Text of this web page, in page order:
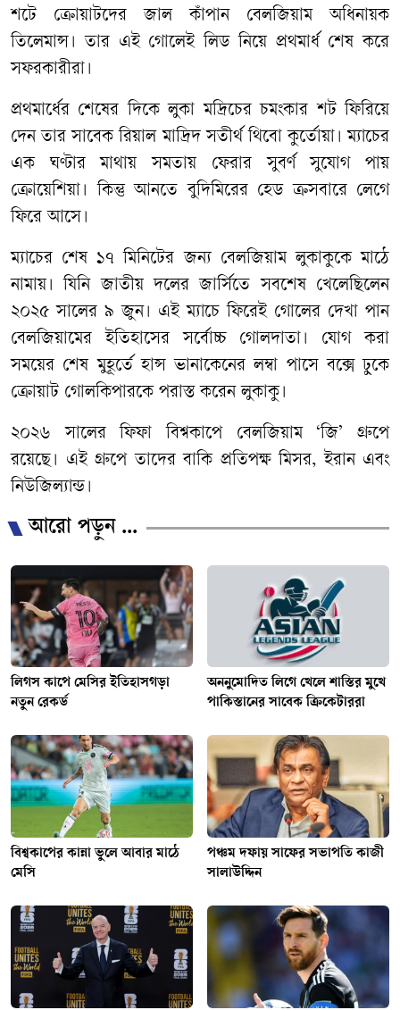
শটে ক্রোয়াটদের জাল কাঁপান বেলজিয়াম অধিনায়ক
তিলেমান্স। তার এই গোলেই লিড নিয়ে প্রথমার্ধ শেষ করে
সফরকারীরা।
প্রথমার্ধের শেষের দিকে লুকা মদ্রিচের চমংকার শট ফিরিয়ে
দেন তার সাবেক রিয়াল মাদ্রিদ সতীর্থ থিবো কুর্তোয়া। ম্যাচের
এক ঘণ্টার মাথায় সমতায় ফেরার সুবর্ণ সুযোগ পায়
ক্রোয়েশিয়া। কিন্তু আনতে বুদিমিরের হেড ক্রসবারে লেগে
ফিরে আসে।
ম্যাচের শেষ ১৭ মিনিটের জন্য বেলজিয়াম লুকাকুকে মাঠে
নামায়। যিনি জাতীয় দলের জার্সিতে সবশেষ খেলেছিলেন
২০২৫ সালের ৯ জুন। এই ম্যাচে ফিরেই গোলের দেখা পান
বেলজিয়ামের ইতিহাসের সর্বোচ্চ গোলদাতা। যোগ করা
সময়ের শেষ মুহূর্তে হান্স ভানাকেনের লম্বা পাসে বক্সে ঢুকে
ক্রোয়াট গোলকিপারকে পরাস্ত করেন লুকাকু।
২০২৬ সালের ফিফা বিশ্বকাপে বেলজিয়াম ‘জি’ গ্রুপে
রয়েছে। এই গ্রুপে তাদের বাকি প্রতিপক্ষ মিসর, ইরান এবং
নিউজিল্যান্ড।
আরো পড়ুন ...
লিগস কাপে মেসির ইতিহাসগড়া
নতুন রেকর্ড
অননুমোদিত লিগে খেলে শাস্তির মুখে
পাকিস্তানের সাবেক ক্রিকেটাররা
বিশ্বকাপের কান্না ভুলে আবার মাঠে
মেসি
পঞ্চম দফায় সাফের সভাপতি কাজী
সালাউদ্দিন